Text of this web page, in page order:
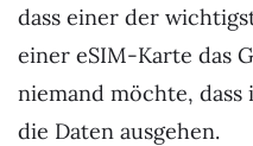
dass einer der
einer eSIM-Karte das
niemand möchte,
die Daten ausgehen.